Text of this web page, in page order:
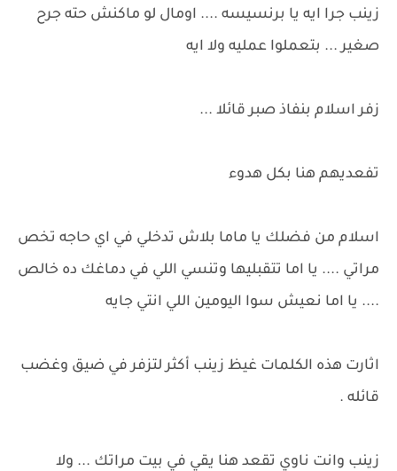
زينب جرا ايه يا برنسيسه .... اومال لو ماكنش حته جرح
صغير ... بتعملوا عمليه ولا ايه
زفر اسلام بنفاذ صبر قائلا ...
تفعديهم هنا بكل هدوء
اسلام من فضلك يا ماما بلاش تدخلي في اي حاجه تخص
مراتي .... يا اما تتقبليها وتنسي اللي في دماغك ده خالص
.... يا اما نعيش سوا اليومين اللي انتي جايه
اثارت هذه الكلمات غيظ زينب أكثر لتزفر في ضيق وغضب
قائله .
زينب وانت ناوي تقعد هنا يقي في بيت مراتك ... ولا